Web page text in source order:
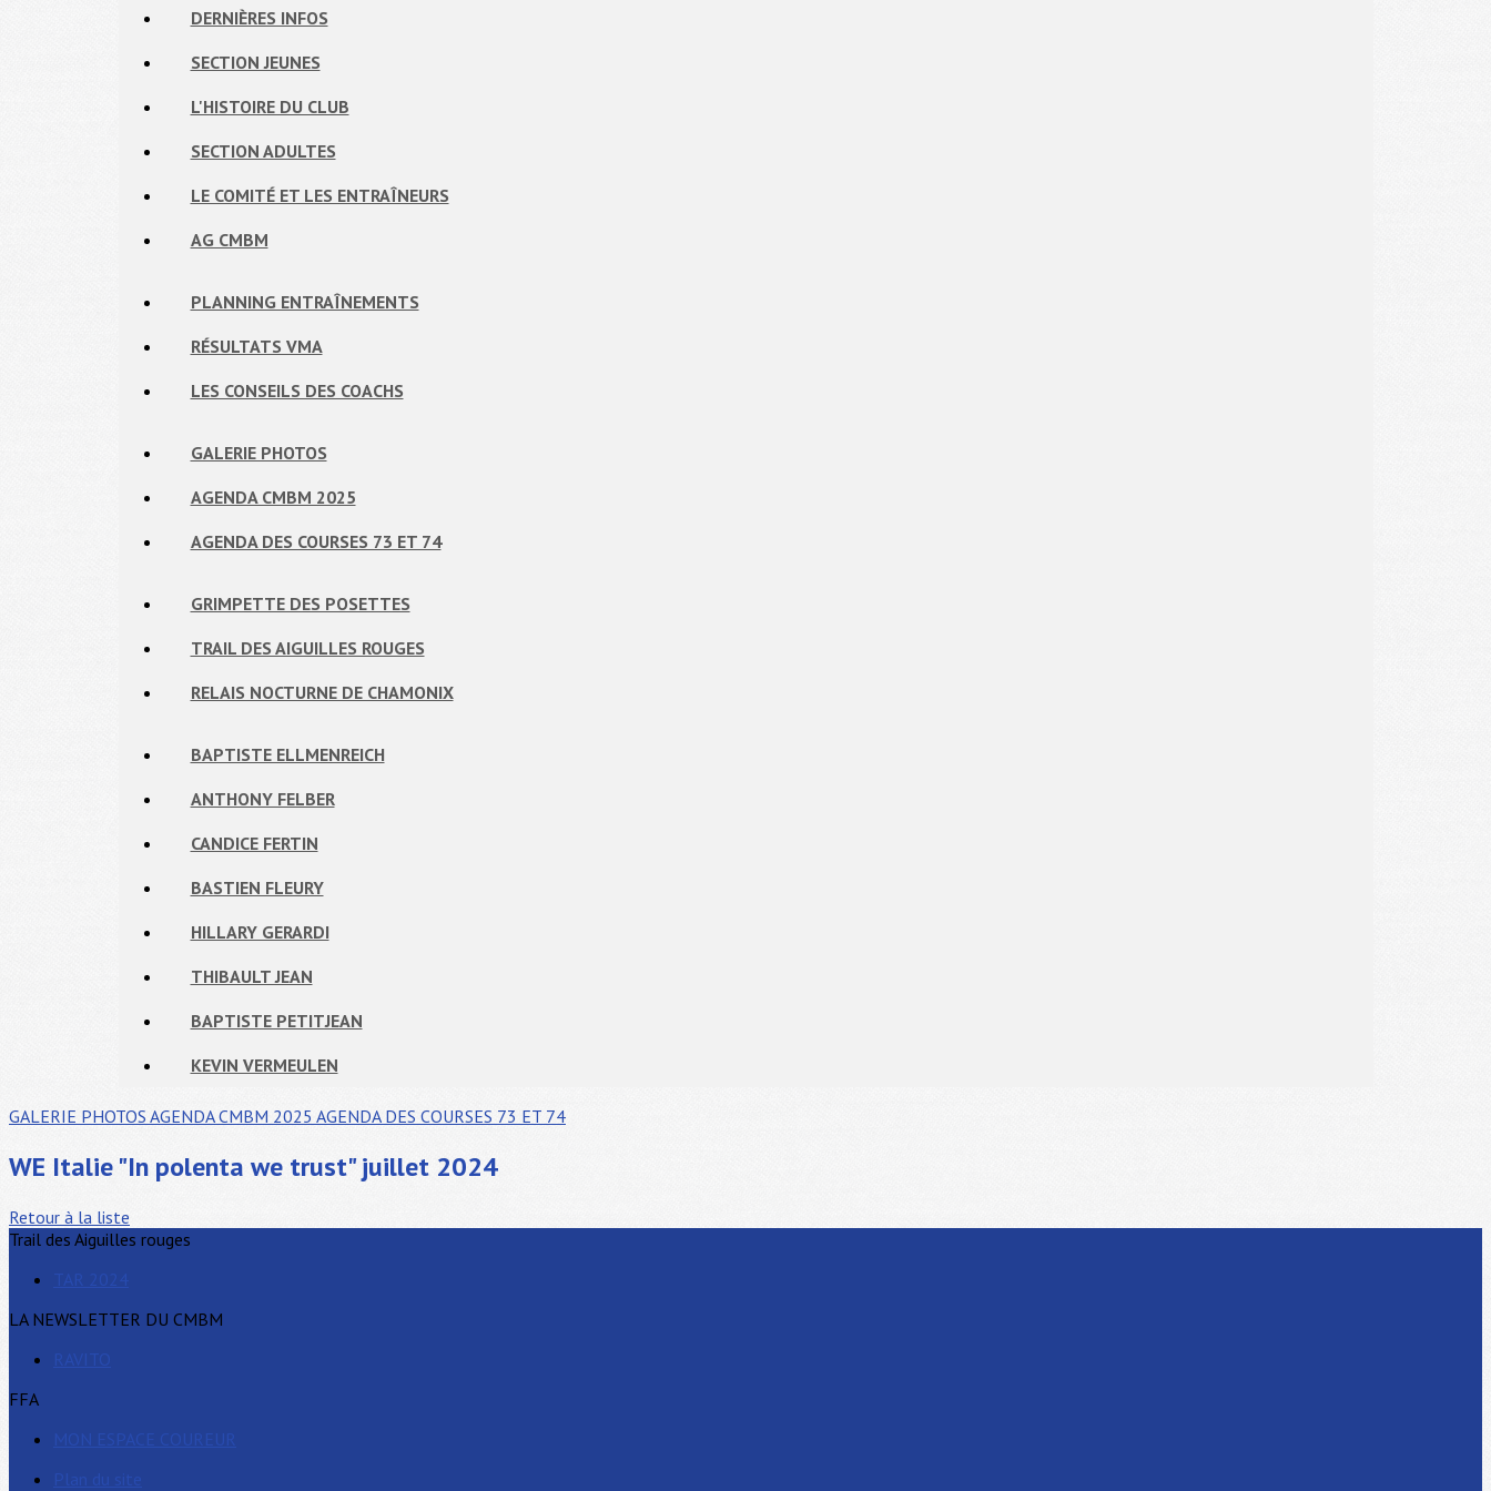
DERNIÈRES INFOS
SECTION JEUNES
L'HISTOIRE DU CLUB
SECTION ADULTES
LE COMITÉ ET LES ENTRAÎNEURS
AG CMBM
PLANNING ENTRAÎNEMENTS
RÉSULTATS VMA
LES CONSEILS DES COACHS
GALERIE PHOTOS
AGENDA CMBM 2025
AGENDA DES COURSES 73 ET 74
GRIMPETTE DES POSETTES
TRAIL DES AIGUILLES ROUGES
RELAIS NOCTURNE DE CHAMONIX
BAPTISTE ELLMENREICH
ANTHONY FELBER
CANDICE FERTIN
BASTIEN FLEURY
HILLARY GERARDI
THIBAULT JEAN
BAPTISTE PETITJEAN
KEVIN VERMEULEN
GALERIE PHOTOS AGENDA CMBM 2025 AGENDA DES COURSES 73 ET 74
WE Italie "In polenta we trust" juillet 2024
Retour à la liste
Trail des Aiguilles rouges
TAR 2024
LA NEWSLETTER DU CMBM
RAVITO
FFA
MON ESPACE COUREUR
Plan du site